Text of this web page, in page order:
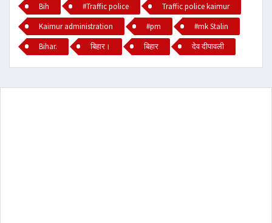
Bih #Traffic police
Traffic police kaimur
Kaimur administration
#pm
#mk Stalin
Bihar.
बिहार। बिहार देव दीपावली